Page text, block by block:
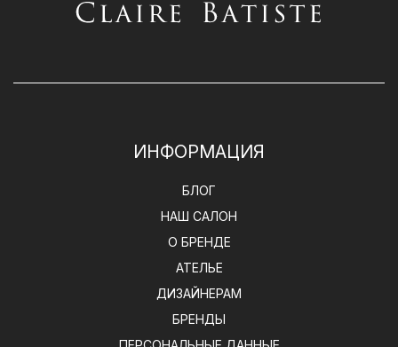
ИНФОРМАЦИЯ
БЛОГ
НАШ САЛОН
О БРЕНДЕ
АТЕЛЬЕ
ДИЗАЙНЕРАМ
БРЕНДЫ